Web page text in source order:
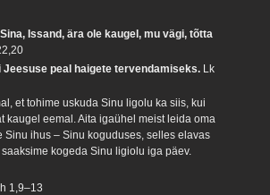
Sina, Issand, ära ole kaugel, mu vägi, tõtta
Jeesuse peal haigete tervendamiseks. Lk
et tohime uskuda Sinu ligolu ka siis, kui
kaugel eemal. Aita igaühel meist leida oma
Sinu ihus – Sinu koguduses, selles elavas
kogeda Sinu ligiolu iga päev.
1,9–13